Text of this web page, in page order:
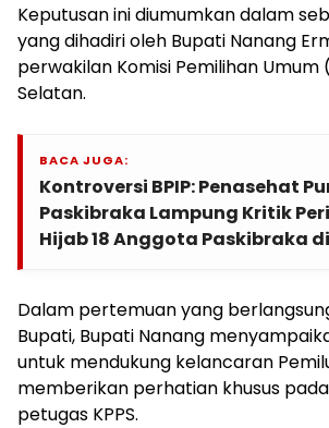
Keputusan ini diumumkan dalam
yang dihadiri oleh Bupati Nanang
perwakilan Komisi Pemilihan Umum
Selatan.
BACA JUGA:
Kontroversi BPIP: Penasehat
Paskibraka Lampung Kritik
Hijab 18 Anggota Paskibraka di
Dalam pertemuan yang
Bupati, Bupati Nanang
untuk mendukung kelancaran
memberikan perhatian khusus
petugas KPPS.